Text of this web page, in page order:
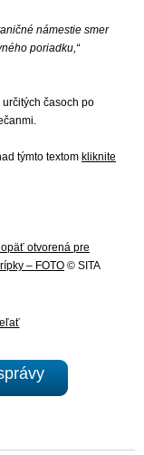
námestie smer
poriadku,“
časoch po
týmto textom kliknite
otvorená pre
– FOTO © SITA